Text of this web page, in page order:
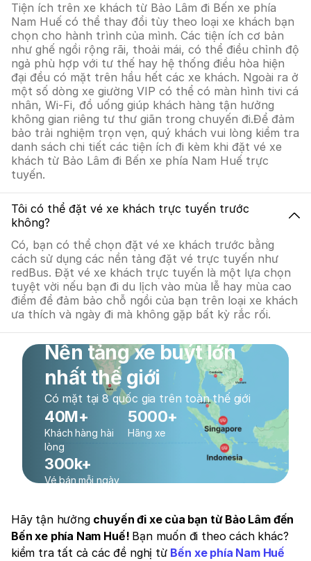
Tiện ích trên xe khách từ Bảo Lâm đi Bến xe phía
Nam Huế có thể thay đổi tùy theo loại xe khách bạn
chọn cho hành trình của mình. Các tiện ích cơ bản
như ghế ngồi rộng rãi, thoải mái, có thể điều chỉnh độ
ngả phù hợp với tư thế hay hệ thống điều hòa hiện
đại đều có mặt trên hầu hết các xe khách. Ngoài ra ở
một số dòng xe giường VIP có thể có màn hình tivi cá
nhân, Wi-Fi, đồ uống giúp khách hàng tận hưởng
không gian riêng tư thư giãn trong chuyến đi.Để đảm
bảo trải nghiệm trọn vẹn, quý khách vui lòng kiểm tra
danh sách chi tiết các tiện ích đi kèm khi đặt vé xe
khách từ Bảo Lâm đi Bến xe phía Nam Huế trực
tuyến.
Tôi có thể đặt vé xe khách trực tuyến trước
không?
Có, bạn có thể chọn đặt vé xe khách trước bằng
cách sử dụng các nền tảng đặt vé trực tuyến như
redBus. Đặt vé xe khách trực tuyến là một lựa chọn
tuyệt vời nếu bạn đi du lịch vào mùa lễ hay mùa cao
điểm để đảm bảo chỗ ngồi của bạn trên loại xe khách
ưa thích và ngày đi mà không gặp bất kỳ rắc rối.
Nền tảng xe buýt lớn
nhất thế giới
Có mặt tại 8 quốc gia trên toàn thế giới
40M+
Khách hàng hài
lòng
5000+
Hãng xe
300k+
Vé bán mỗi ngày
Hãy tận hưởng chuyến đi xe của bạn từ Bảo Lâm đến
Bến xe phía Nam Huế! Bạn muốn đi theo cách khác?
kiểm tra tất cả các đề nghị từ Bến xe phía Nam Huế